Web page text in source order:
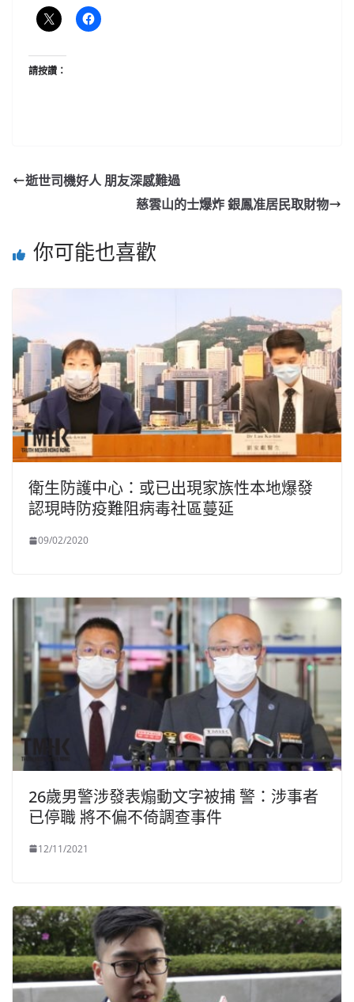
請按讚：
逝世司機好人 朋友深感難過
慈雲山的士爆炸 銀鳳准居民取財物
你可能也喜歡
衛生防護中心：或已出現家族性本地爆發
認現時防疫難阻病毒社區蔓延
09/02/2020
26歲男警涉發表煽動文字被捕 警：涉事者
已停職 將不偏不倚調查事件
12/11/2021